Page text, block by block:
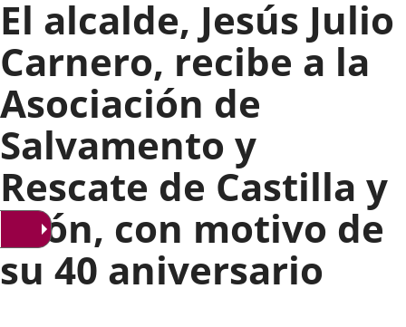
El alcalde, Jesús Julio
Carnero, recibe a la
Asociación de
Salvamento y
Rescate de Castilla y
León, con motivo de
su 40 aniversario